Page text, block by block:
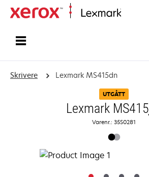
Skrivere Lexmark MS415dn
UTGÅTT
Lexmark MS415
Varenr.: 35S0281